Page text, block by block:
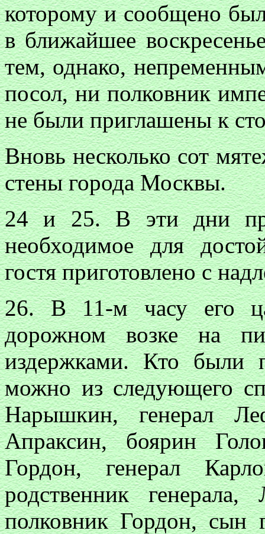
которому и сообщено
в ближайшее
тем, однако,
посол, ни полковник
не были приглашены к
Вновь несколько сот
стены города Москвы.
24 и 25. В эти дни
необходимое для
гостя приготовлено с
26. В 11-м часу его
дорожном возке на
издержками. Кто были
можно из следующего
Нарышкин, генерал
Апраксин, боярин
Гордон, генерал
родственник
полковник Гордон, сын